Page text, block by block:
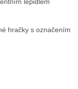
lepidlem
hračky s označením